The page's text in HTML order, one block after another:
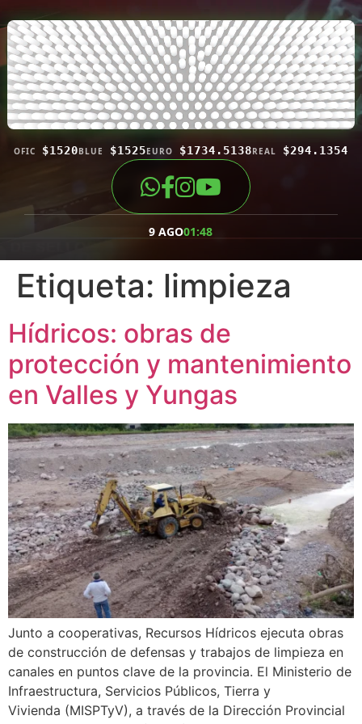
OFIC $1520BLUE $1525EURO $1734.5138REAL $294.1354
9 AGO01:48
Etiqueta: limpieza
Hídricos: obras de
protección y mantenimiento
en Valles y Yungas
Junto a cooperativas, Recursos Hídricos ejecuta obras
de construcción de defensas y trabajos de limpieza en
canales en puntos clave de la provincia. El Ministerio de
Infraestructura, Servicios Públicos, Tierra y
Vivienda (MISPTyV), a través de la Dirección Provincial